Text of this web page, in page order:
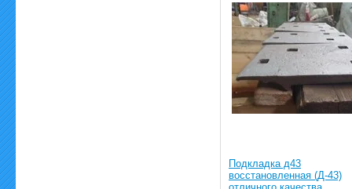
Подкладка д43
восстановленная (Д-43)